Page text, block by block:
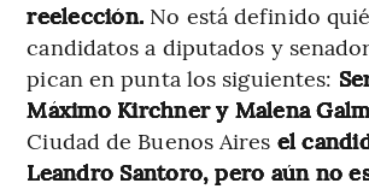
reelección. No está definido
candidatos a diputados y
pican en punta los siguientes:
Máximo Kirchner y Malena
Ciudad de Buenos Aires el
Leandro Santoro, pero aún no